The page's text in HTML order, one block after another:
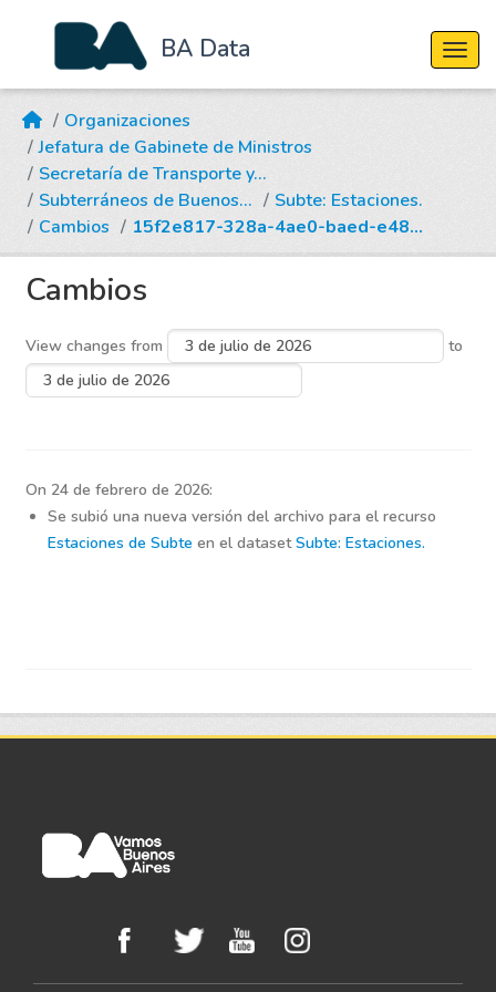
Skip to main content
BA Data
Organizaciones
Jefatura de Gabinete de Ministros
Secretaría de Transporte y...
Subterráneos de Buenos...
Subte: Estaciones.
Cambios
15f2e817-328a-4ae0-baed-e48...
Cambios
View changes from to
On 24 de febrero de 2026:
Se subió una nueva versión del archivo para el recurso
Estaciones de Subte en el datasetSubte: Estaciones.